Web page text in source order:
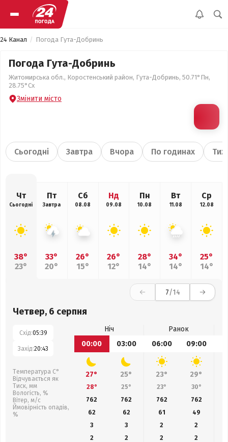
24 Канал Погода Гута-Добринь
Погода Гута-Добринь
Житомирська обл., Коростенський район, Гута-Добринь, 50.71°Пн,
28.75°Сх
Змінити місто
Сьогодні Завтра Вчора По годинах
Чт
Сьогодні
38°
23°
Пт
Завтра
33°
20°
Сб
08.08
26°
15°
Нд
09.08
26°
12°
Пн
10.08
28°
14°
Вт
11.08
34°
14°
Ср
12.08
25°
14°
7/14
Четвер, 6 серпня
Схід:05:39
Захід:20:43
Температура С°
Відчувається як
Тиск, мм
Вологість, %
Вітер, м/с
Ймовірність опадів,
%
Ніч
Ранок
00:00
03:00 06:00 09:00
27° 25° 23° 29°
28° 25° 23° 30°
762
762 762 762
62
62 61 49
3
3 2
2
2
2 2 2